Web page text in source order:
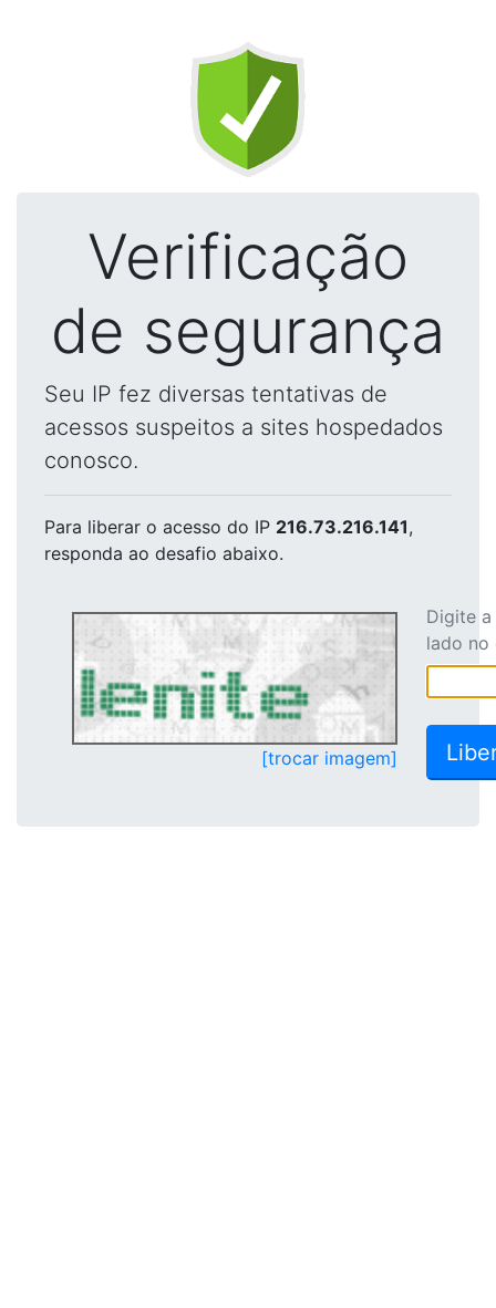
Verificação
de segurança
Seu IP fez diversas tentativas de
acessos suspeitos a sites hospedados
conosco.
Para liberar o acesso do IP 216.73.216.141,
responda ao desafio abaixo.
[trocar imagem]
Digite
lado no